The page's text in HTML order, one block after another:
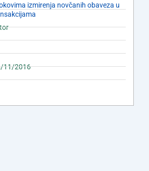
izmirenja novčanih obaveza u
11/2016